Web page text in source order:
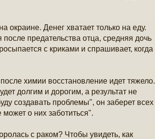
окраине. Денег хватает только на еду.
предательства отца, средняя дочь
с криками и спрашивает, когда
химии восстановление идет тяжело.
долгим и дорогим, а результат не
создавать проблемы", он заберет всех
может о них заботиться".
с раком? Чтобы увидеть, как